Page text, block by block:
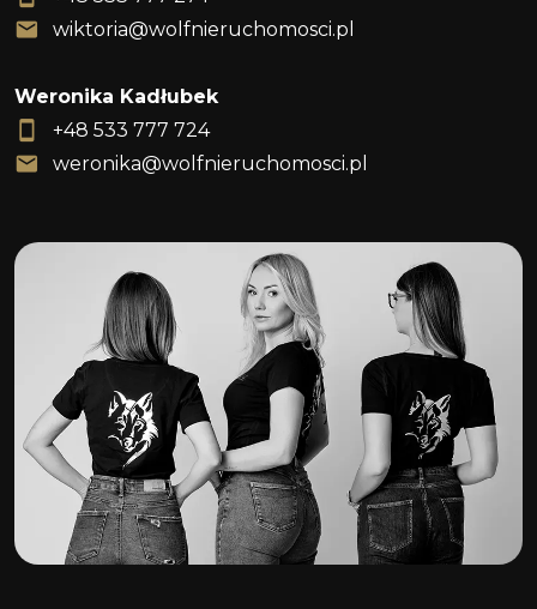
wiktoria@wolfnieruchomosci.pl
Weronika Kadłubek
+48 533 777 724
weronika@wolfnieruchomosci.pl